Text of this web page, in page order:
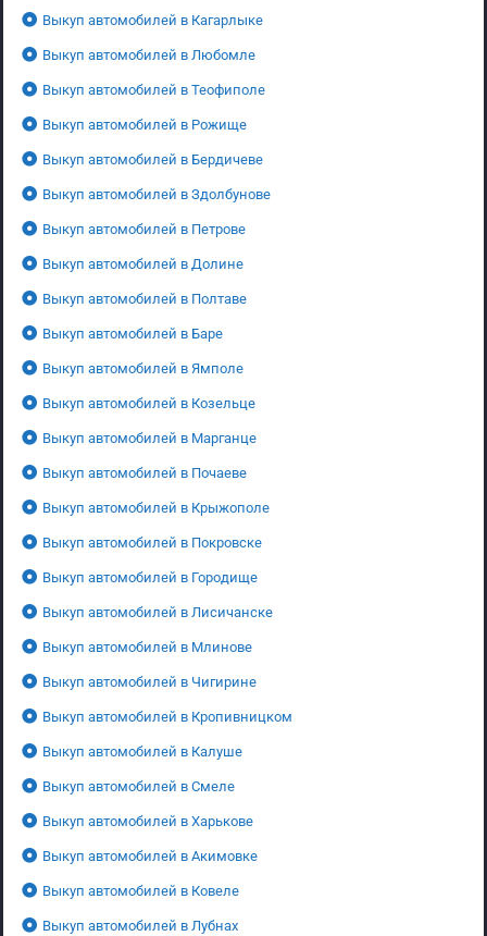
Выкуп автомобилей в Кагарлыке
Выкуп автомобилей в Любомле
Выкуп автомобилей в Теофиполе
Выкуп автомобилей в Рожище
Выкуп автомобилей в Бердичеве
Выкуп автомобилей в Здолбунове
Выкуп автомобилей в Петрове
Выкуп автомобилей в Долине
Выкуп автомобилей в Полтаве
Выкуп автомобилей в Баре
Выкуп автомобилей в Ямполе
Выкуп автомобилей в Козельце
Выкуп автомобилей в Марганце
Выкуп автомобилей в Почаеве
Выкуп автомобилей в Крыжополе
Выкуп автомобилей в Покровске
Выкуп автомобилей в Городище
Выкуп автомобилей в Лисичанске
Выкуп автомобилей в Млинове
Выкуп автомобилей в Чигирине
Выкуп автомобилей в Кропивницком
Выкуп автомобилей в Калуше
Выкуп автомобилей в Смеле
Выкуп автомобилей в Харькове
Выкуп автомобилей в Акимовке
Выкуп автомобилей в Ковеле
Выкуп автомобилей в Лубнах